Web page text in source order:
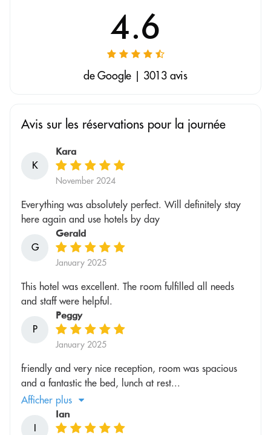
4.6
de Google | 3013 avis
Avis sur les réservations pour la journée
K
Kara
November 2024
Everything was absolutely perfect. Will definitely stay
here again and use hotels by day
G
Gerald
January 2025
This hotel was excellent. The room fulfilled all needs
and staff were helpful.
P
Peggy
January 2025
friendly and very nice reception, room was spacious
and a fantastic the bed, lunch at rest...
Afficher plus
I
Ian